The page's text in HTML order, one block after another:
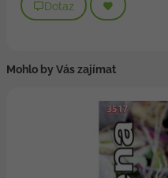
Dotaz
Mohlo by Vás zajímat